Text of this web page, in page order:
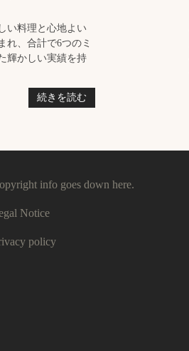
い料理と心地よい
れ、合計で6つのミ
輝かしい実績を持
続きを読む
info goes down here.
Notice
policy